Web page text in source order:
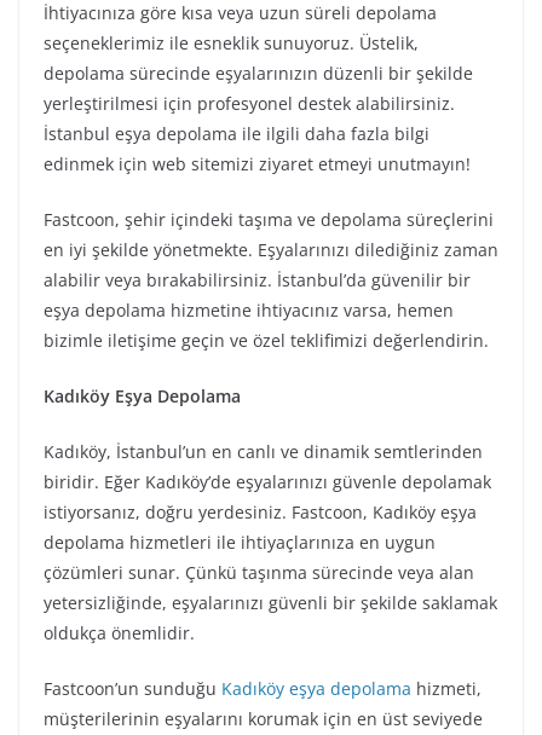
İhtiyacınıza göre kısa veya uzun süreli depolama
seçeneklerimiz ile esneklik sunuyoruz. Üstelik,
depolama sürecinde eşyalarınızın düzenli bir şekilde
yerleştirilmesi için profesyonel destek alabilirsiniz.
İstanbul eşya depolama ile ilgili daha fazla bilgi
edinmek için web sitemizi ziyaret etmeyi unutmayın!
Fastcoon, şehir içindeki taşıma ve depolama süreçlerini
en iyi şekilde yönetmekte. Eşyalarınızı dilediğiniz zaman
alabilir veya bırakabilirsiniz. İstanbul’da güvenilir bir
eşya depolama hizmetine ihtiyacınız varsa, hemen
bizimle iletişime geçin ve özel teklifimizi değerlendirin.
Kadıköy Eşya Depolama
Kadıköy, İstanbul’un en canlı ve dinamik semtlerinden
biridir. Eğer Kadıköy’de eşyalarınızı güvenle depolamak
istiyorsanız, doğru yerdesiniz. Fastcoon, Kadıköy eşya
depolama hizmetleri ile ihtiyaçlarınıza en uygun
çözümleri sunar. Çünkü taşınma sürecinde veya alan
yetersizliğinde, eşyalarınızı güvenli bir şekilde saklamak
oldukça önemlidir.
Fastcoon’un sunduğu Kadıköy eşya depolama hizmeti,
müşterilerinin eşyalarını korumak için en üst seviyede